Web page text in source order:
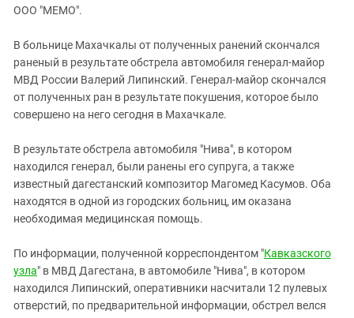
ИНАКОМЫСЛИЕ В ЧЕЧНЕ
ПРЕСЛЕДОВАНИЕ АКТИВИСТОВ
МОБИЛИЗАЦИЯ И ПРОТЕСТЫ
Дагестан
Ингушетия
Кабардино-Балкария
Калмыкия
Карачаево-Черкесия
Российская Федерация
Ростовская область
СКФО
Ставропольский край
Чечня
ООО "МЕМО".
В больнице Махачкалы от полученных ранений скончался
раненый в результате обстрела автомобиля генерал-майор
МВД России Валерий Липинский. Генерал-майор скончался
от полученных ран в результате покушения, которое было
совершено на него сегодня в Махачкале.
В результате обстрела автомобиля "Нива", в котором
находился генерал, были ранены его супруга, а также
известный дагестанский композитор Магомед Касумов. Оба
находятся в одной из городских больниц, им оказана
необходимая медицинская помощь.
По информации, полученной корреспондентом "Кавказского
узла" в МВД Дагестана, в автомобиле "Нива", в котором
находился Липинский, оперативники насчитали 12 пулевых
отверстий, по предварительной информации, обстрел велся